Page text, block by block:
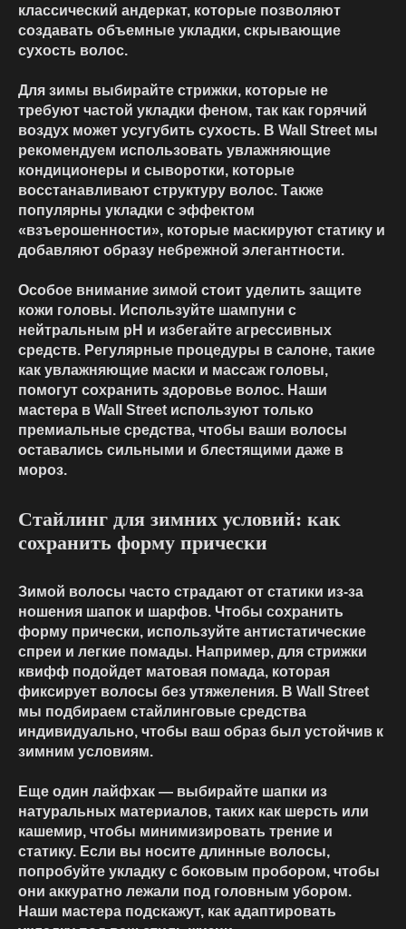
классический андеркат, которые позволяют
создавать объемные укладки, скрывающие
сухость волос.
Для зимы выбирайте стрижки, которые не
требуют частой укладки феном, так как горячий
воздух может усугубить сухость. В Wall Street мы
рекомендуем использовать увлажняющие
кондиционеры и сыворотки, которые
восстанавливают структуру волос. Также
популярны укладки с эффектом
«взъерошенности», которые маскируют статику и
добавляют образу небрежной элегантности.
Особое внимание зимой стоит уделить защите
кожи головы. Используйте шампуни с
нейтральным pH и избегайте агрессивных
средств. Регулярные процедуры в салоне, такие
как увлажняющие маски и массаж головы,
помогут сохранить здоровье волос. Наши
мастера в Wall Street используют только
премиальные средства, чтобы ваши волосы
оставались сильными и блестящими даже в
мороз.
Стайлинг для зимних условий: как
сохранить форму прически
Зимой волосы часто страдают от статики из-за
ношения шапок и шарфов. Чтобы сохранить
форму прически, используйте антистатические
спреи и легкие помады. Например, для стрижки
квифф подойдет матовая помада, которая
фиксирует волосы без утяжеления. В Wall Street
мы подбираем стайлинговые средства
индивидуально, чтобы ваш образ был устойчив к
зимним условиям.
Еще один лайфхак — выбирайте шапки из
натуральных материалов, таких как шерсть или
кашемир, чтобы минимизировать трение и
статику. Если вы носите длинные волосы,
попробуйте укладку с боковым пробором, чтобы
они аккуратно лежали под головным убором.
Наши мастера подскажут, как адаптировать